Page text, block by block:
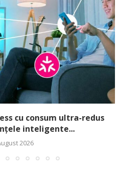
cu consum ultra-redus
inteligente...
2026